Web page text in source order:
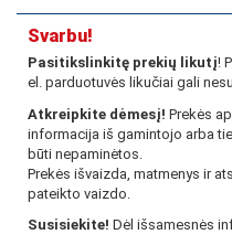
Svarbu!
Pasitikslinkitę prekių likutį!
el. parduotuvės likučiai gali
Atkreipkite dėmesį! Prekės
informacija iš gamintojo arba
būti nepaminėtos.
Prekės išvaizda, matmenys ir
pateikto vaizdo.
Susisiekite! Dėl išsamesnės